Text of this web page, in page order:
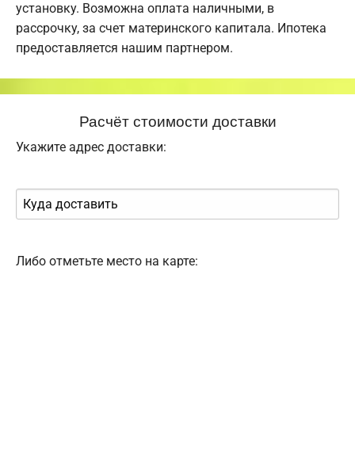
установку. Возможна оплата наличными, в
рассрочку, за счет материнского капитала. Ипотека
предоставляется нашим партнером.
Расчёт стоимости доставки
Укажите адрес доставки:
Либо отметьте место на карте: